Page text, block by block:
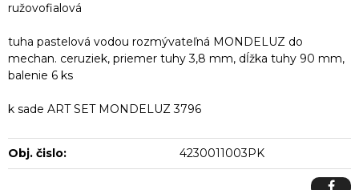
ružovofialová
tuha pastelová vodou rozmývateľná MONDELUZ do
mechan. ceruziek, priemer tuhy 3,8 mm, dĺžka tuhy 90 mm,
balenie 6 ks
k sade ART SET MONDELUZ 3796
Obj. čislo: 4230011003PK